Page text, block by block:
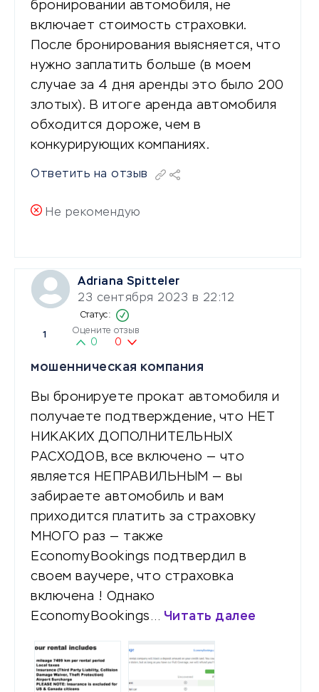
бронировании автомобиля, не
включает стоимость страховки.
После бронирования выясняется, что
нужно заплатить больше (в моем
случае за 4 дня аренды это было 200
злотых). В итоге аренда автомобиля
обходится дороже, чем в
конкурирующих компаниях.
Ответить на отзыв
Не рекомендую
Adriana Spitteler
23 сентября 2023 в 22:12
1 Оцените отзыв
0 0
мошенническая компания
Вы бронируете прокат автомобиля и
получаете подтверждение, что НЕТ
НИКАКИХ ДОПОЛНИТЕЛЬНЫХ
РАСХОДОВ, все включено — что
является НЕПРАВИЛЬНЫМ — вы
забираете автомобиль и вам
приходится платить за страховку
МНОГО раз — также
EconomyBookings подтвердил в
своем ваучере, что страховка
включена ! Однако
EconomyBookings… Читать далее